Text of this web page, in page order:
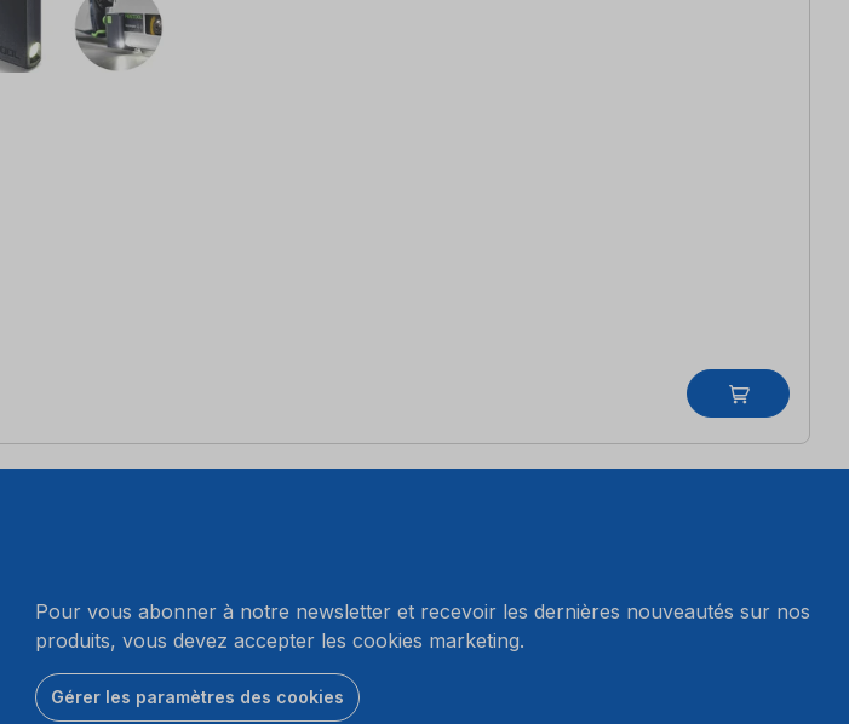
Pour vous abonner à notre newsletter et recevoir les dernières nouveautés sur nos
produits, vous devez accepter les cookies marketing.
Gérer les paramètres des cookies